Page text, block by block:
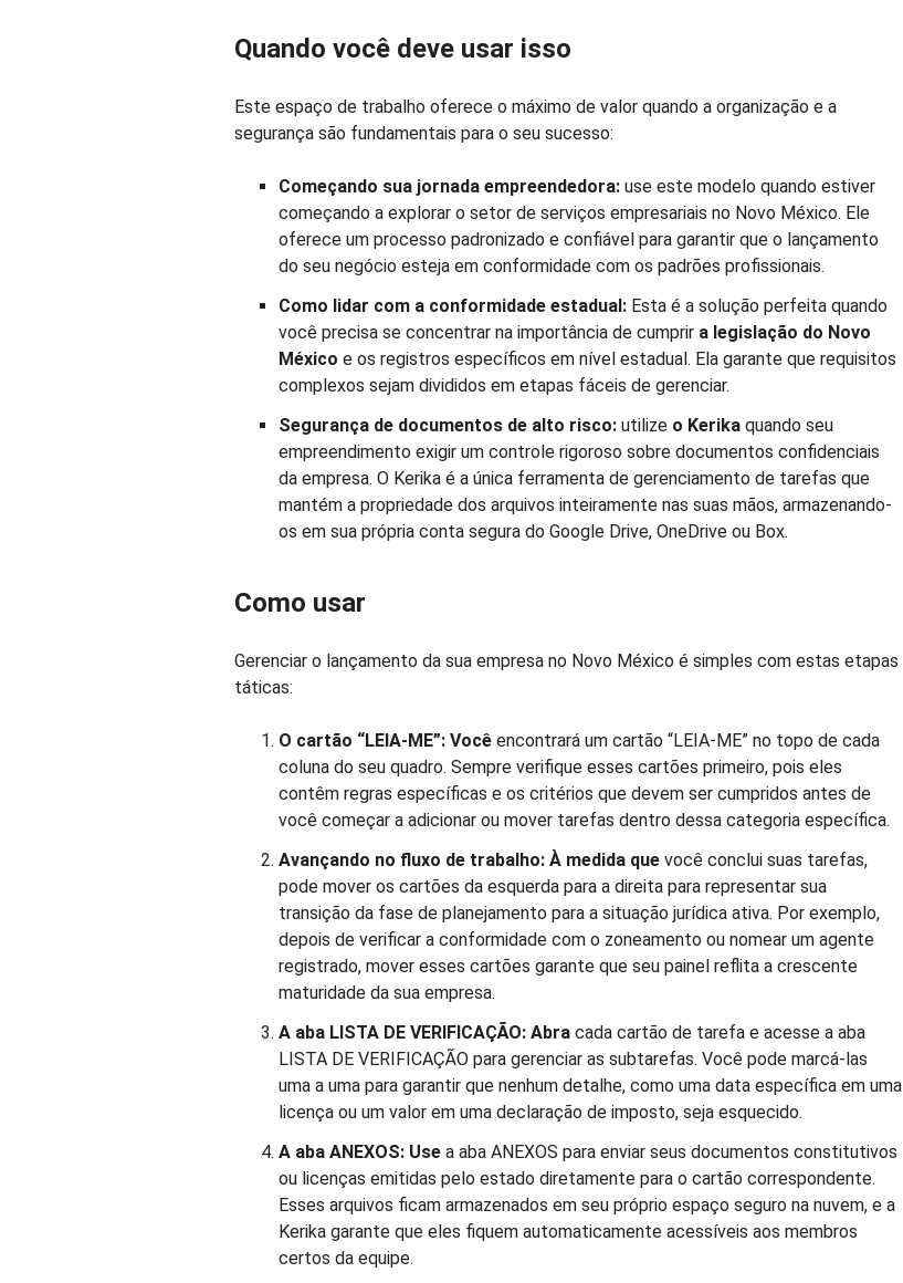
Quando você deve usar isso
Este espaço de trabalho oferece o máximo de valor quando a organização e a
segurança são fundamentais para o seu sucesso:
Começando sua jornada empreendedora: use este modelo quando estiver
começando a explorar o setor de serviços empresariais no Novo México. Ele
oferece um processo padronizado e confiável para garantir que o lançamento
do seu negócio esteja em conformidade com os padrões profissionais.
Como lidar com a conformidade estadual: Esta é a solução perfeita quando
você precisa se concentrar na importância de cumprir a legislação do Novo
México e os registros específicos em nível estadual. Ela garante que requisitos
complexos sejam divididos em etapas fáceis de gerenciar.
Segurança de documentos de alto risco: utilize o Kerika quando seu
empreendimento exigir um controle rigoroso sobre documentos confidenciais
da empresa. O Kerika é a única ferramenta de gerenciamento de tarefas que
mantém a propriedade dos arquivos inteiramente nas suas mãos, armazenando-
os em sua própria conta segura do Google Drive, OneDrive ou Box.
Como usar
Gerenciar o lançamento da sua empresa no Novo México é simples com estas etapas
táticas:
O cartão “LEIA-ME”: Você encontrará um cartão “LEIA-ME” no topo de cada
coluna do seu quadro. Sempre verifique esses cartões primeiro, pois eles
contêm regras específicas e os critérios que devem ser cumpridos antes de
você começar a adicionar ou mover tarefas dentro dessa categoria específica.
Avançando no fluxo de trabalho: À medida que você conclui suas tarefas,
pode mover os cartões da esquerda para a direita para representar sua
transição da fase de planejamento para a situação jurídica ativa. Por exemplo,
depois de verificar a conformidade com o zoneamento ou nomear um agente
registrado, mover esses cartões garante que seu painel reflita a crescente
maturidade da sua empresa.
A aba LISTA DE VERIFICAÇÃO: Abra cada cartão de tarefa e acesse a aba
LISTA DE VERIFICAÇÃO para gerenciar as subtarefas. Você pode marcá-las
uma a uma para garantir que nenhum detalhe, como uma data específica em uma
licença ou um valor em uma declaração de imposto, seja esquecido.
A aba ANEXOS: Use a aba ANEXOS para enviar seus documentos constitutivos
ou licenças emitidas pelo estado diretamente para o cartão correspondente.
Esses arquivos ficam armazenados em seu próprio espaço seguro na nuvem, e a
Kerika garante que eles fiquem automaticamente acessíveis aos membros
certos da equipe.